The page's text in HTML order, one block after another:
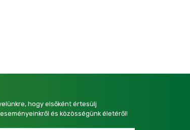
hogy elsőként értesülj
és közösségünk életéről!